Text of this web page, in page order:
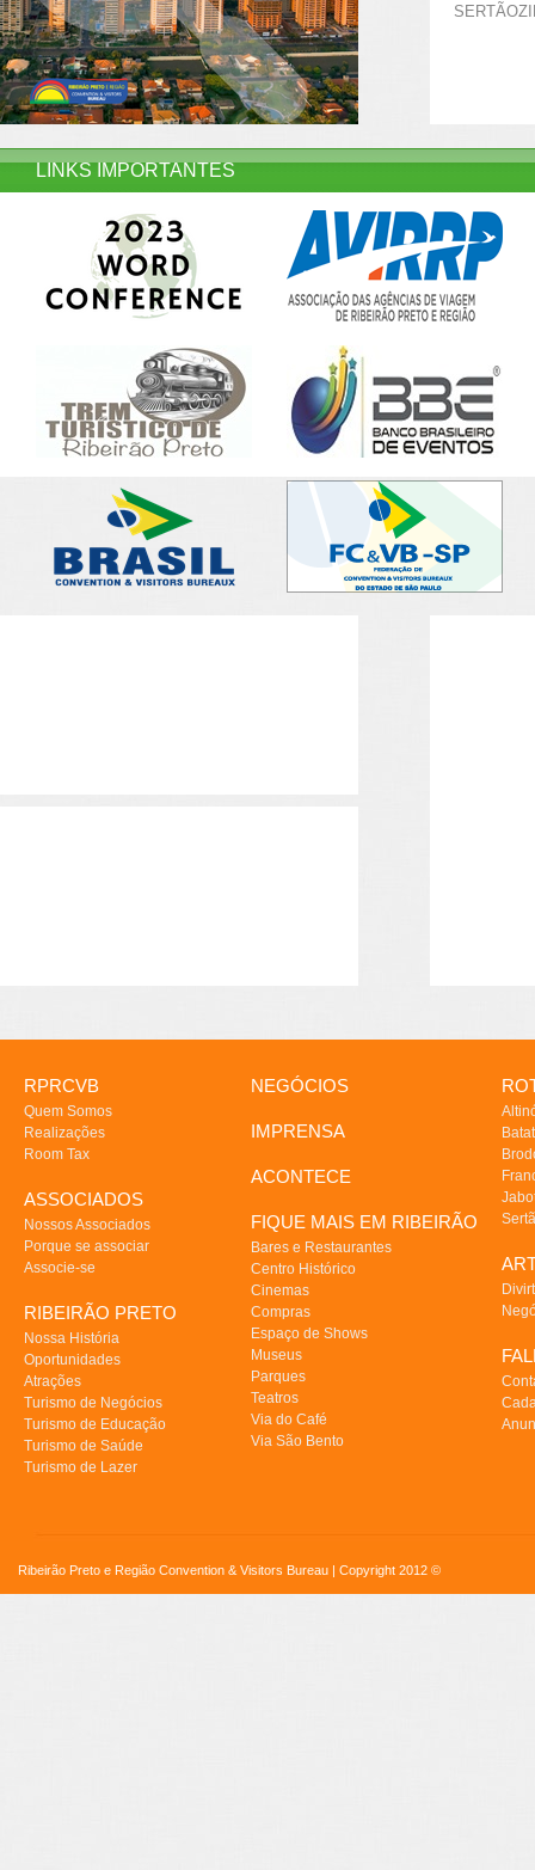
LINKS IMPORTANTES
RPRCVB
Quem Somos
Realizações
Room Tax
ASSOCIADOS
Nossos Associados
Porque se associar
Associe-se
RIBEIRÃO PRETO
Nossa História
Oportunidades
Atrações
Turismo de Negócios
Turismo de Educação
Turismo de Saúde
Turismo de Lazer
NEGÓCIOS
IMPRENSA
ACONTECE
FIQUE MAIS EM RIBEIRÃO
Bares e Restaurantes
Centro Histórico
Cinemas
Compras
Espaço de Shows
Museus
Parques
Teatros
Via do Café
Via São Bento
Ribeirão Preto e Região Convention & Visitors Bureau | Copyright 2012 ©